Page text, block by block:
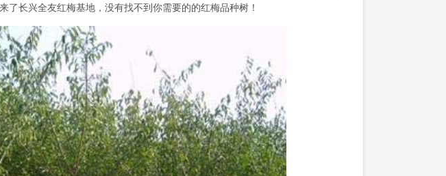
长兴全友红梅基地，没有找不到你需要的的红梅品种树！